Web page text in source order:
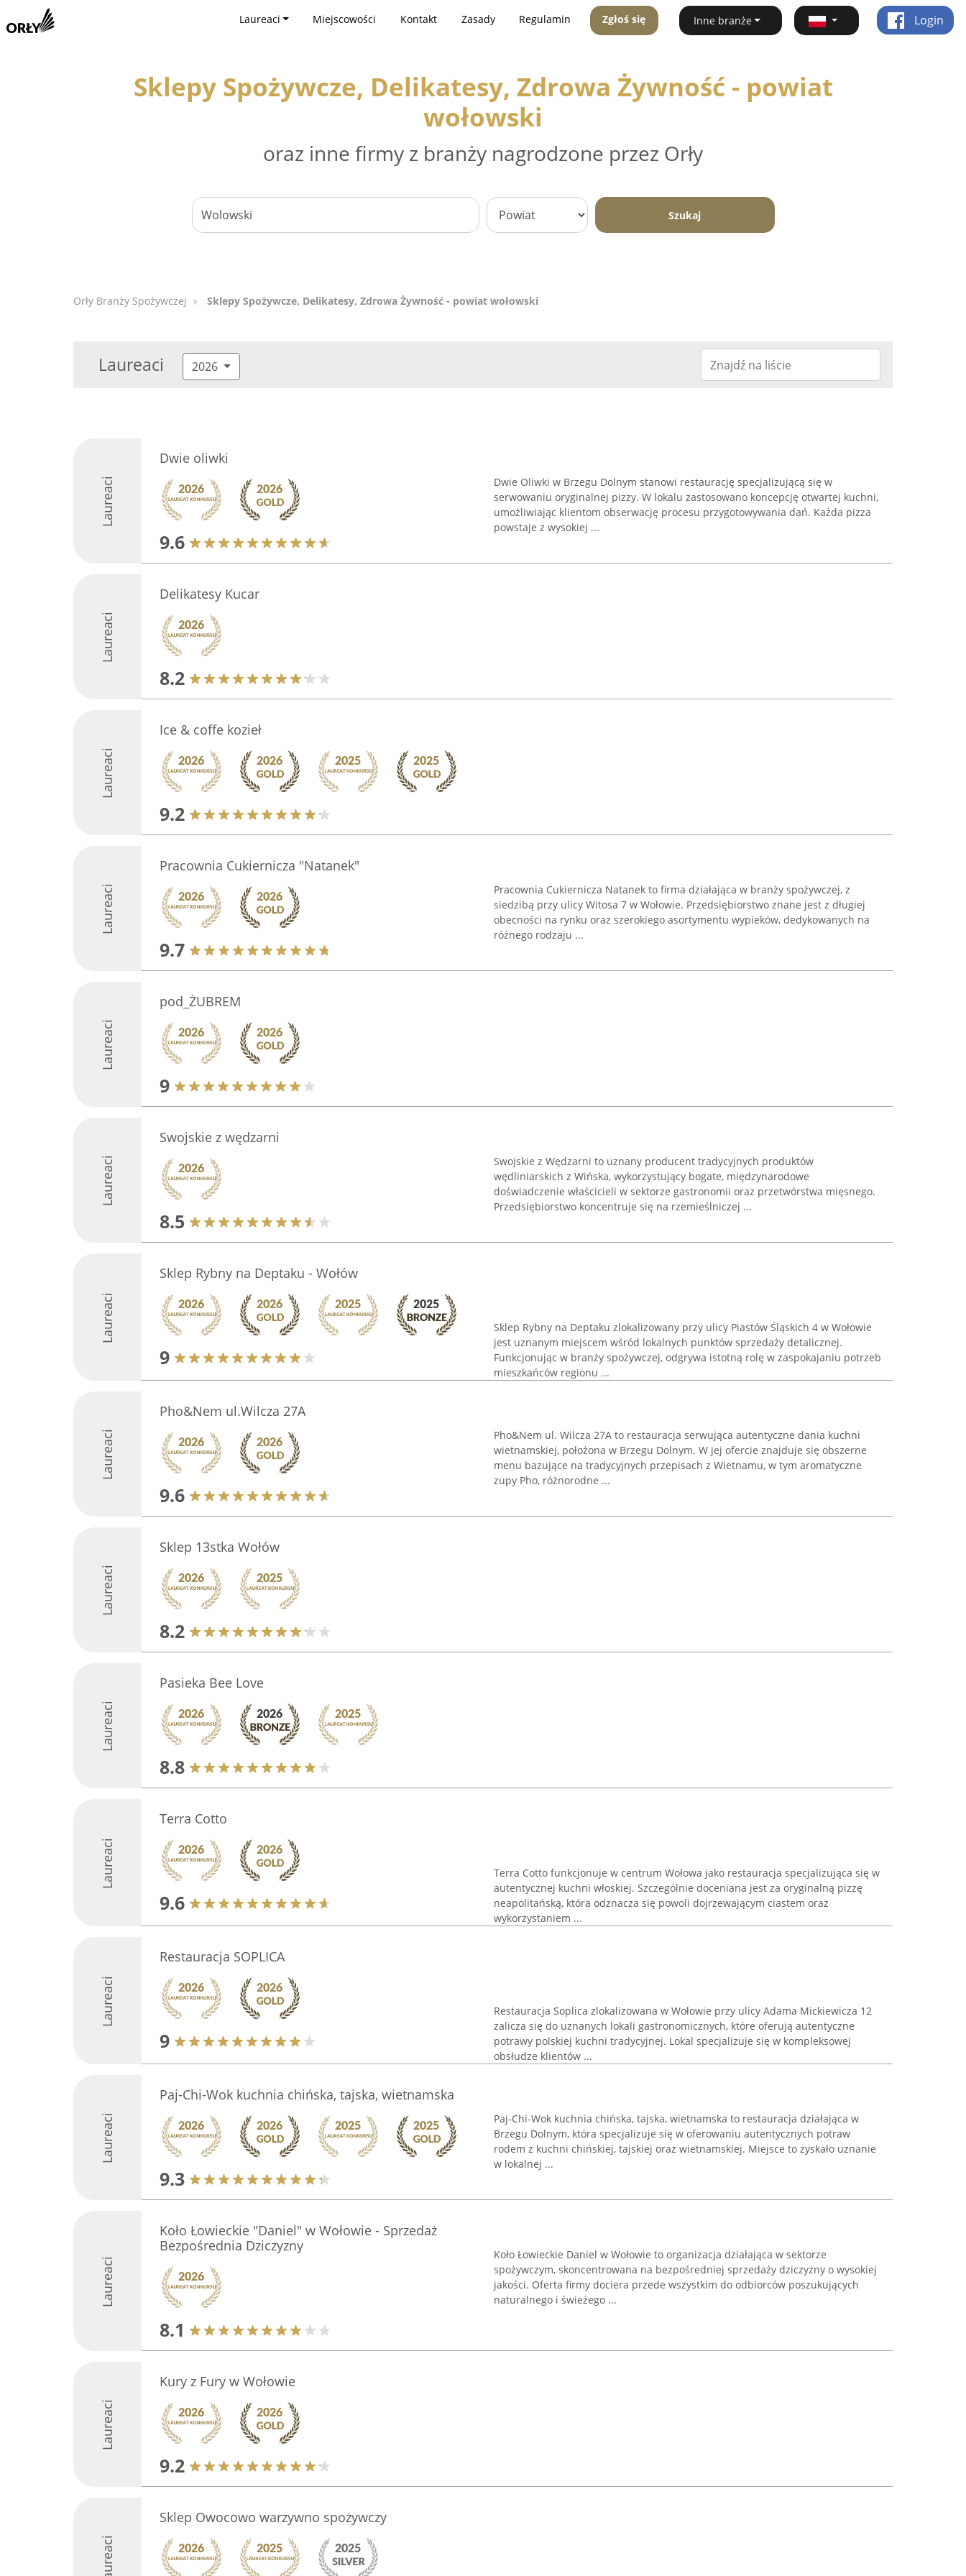
Laureaci Miejscowości Kontakt Zasady Regulamin Zgłoś się Inne branże Login
Sklepy Spożywcze, Delikatesy, Zdrowa Żywność - powiat
wołowski
oraz inne firmy z branży nagrodzone przez Orły
Szukaj
Orły Branży Spożywczej Sklepy Spożywcze, Delikatesy, Zdrowa Żywność - powiat wołowski
Laureaci 2026
Laureaci
Dwie oliwki
9.6
Dwie Oliwki w Brzegu Dolnym stanowi restaurację specjalizującą się w
serwowaniu oryginalnej pizzy. W lokalu zastosowano koncepcję otwartej kuchni,
umożliwiając klientom obserwację procesu przygotowywania dań. Każda pizza
powstaje z wysokiej ...
Laureaci
Delikatesy Kucar
8.2
Laureaci
Ice & coffe kozieł
9.2
Laureaci
Pracownia Cukiernicza "Natanek"
9.7
Pracownia Cukiernicza Natanek to firma działająca w branży spożywczej, z
siedzibą przy ulicy Witosa 7 w Wołowie. Przedsiębiorstwo znane jest z długiej
obecności na rynku oraz szerokiego asortymentu wypieków, dedykowanych na
różnego rodzaju ...
Laureaci
pod_ŻUBREM
9
Laureaci
Swojskie z wędzarni
8.5
Swojskie z Wędzarni to uznany producent tradycyjnych produktów
wędliniarskich z Wińska, wykorzystujący bogate, międzynarodowe
doświadczenie właścicieli w sektorze gastronomii oraz przetwórstwa mięsnego.
Przedsiębiorstwo koncentruje się na rzemieślniczej ...
Laureaci
Sklep Rybny na Deptaku - Wołów
9
Sklep Rybny na Deptaku zlokalizowany przy ulicy Piastów Śląskich 4 w Wołowie
jest uznanym miejscem wśród lokalnych punktów sprzedaży detalicznej.
Funkcjonując w branży spożywczej, odgrywa istotną rolę w zaspokajaniu potrzeb
mieszkańców regionu ...
Laureaci
Pho&Nem ul.Wilcza 27A
9.6
Pho&Nem ul. Wilcza 27A to restauracja serwująca autentyczne dania kuchni
wietnamskiej, położona w Brzegu Dolnym. W jej ofercie znajduje się obszerne
menu bazujące na tradycyjnych przepisach z Wietnamu, w tym aromatyczne
zupy Pho, różnorodne ...
Laureaci
Sklep 13stka Wołów
8.2
Laureaci
Pasieka Bee Love
8.8
Laureaci
Terra Cotto
9.6
Terra Cotto funkcjonuje w centrum Wołowa jako restauracja specjalizująca się w
autentycznej kuchni włoskiej. Szczególnie doceniana jest za oryginalną pizzę
neapolitańską, która odznacza się powoli dojrzewającym ciastem oraz
wykorzystaniem ...
Laureaci
Restauracja SOPLICA
9
Restauracja Soplica zlokalizowana w Wołowie przy ulicy Adama Mickiewicza 12
zalicza się do uznanych lokali gastronomicznych, które oferują autentyczne
potrawy polskiej kuchni tradycyjnej. Lokal specjalizuje się w kompleksowej
obsłudze klientów ...
Laureaci
Paj-Chi-Wok kuchnia chińska, tajska, wietnamska
9.3
Paj-Chi-Wok kuchnia chińska, tajska, wietnamska to restauracja działająca w
Brzegu Dolnym, która specjalizuje się w oferowaniu autentycznych potraw
rodem z kuchni chińskiej, tajskiej oraz wietnamskiej. Miejsce to zyskało uznanie
w lokalnej ...
Laureaci
Koło Łowieckie "Daniel" w Wołowie - Sprzedaż
Bezpośrednia Dziczyzny
8.1
Koło Łowieckie Daniel w Wołowie to organizacja działająca w sektorze
spożywczym, skoncentrowana na bezpośredniej sprzedaży dziczyzny o wysokiej
jakości. Oferta firmy dociera przede wszystkim do odbiorców poszukujących
naturalnego i świeżego ...
Laureaci
Kury z Fury w Wołowie
9.2
Laureaci
Sklep Owocowo warzywno spożywczy